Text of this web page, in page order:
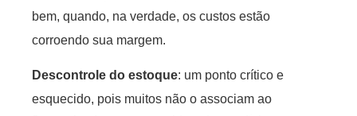
bem, quando, na verdade, os custos estão
corroendo sua margem.
Descontrole do estoque: um ponto crítico e
esquecido, pois muitos não o associam ao